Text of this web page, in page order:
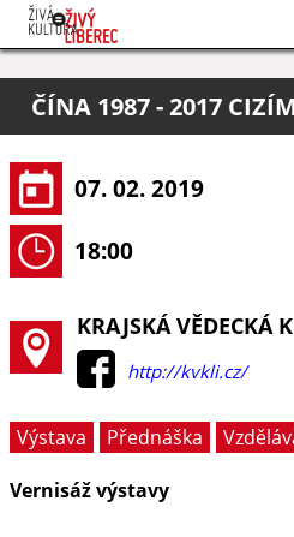
O projektu
Pořadatelé
ČÍNA 1987 - 2017
07. 02. 2019
18:00
KRAJSKÁ VĚDECKÁ
http://kvkli.cz/
Výstava Přednáška
Vernisáž výstavy